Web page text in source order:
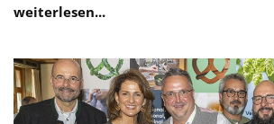
weiterlesen...